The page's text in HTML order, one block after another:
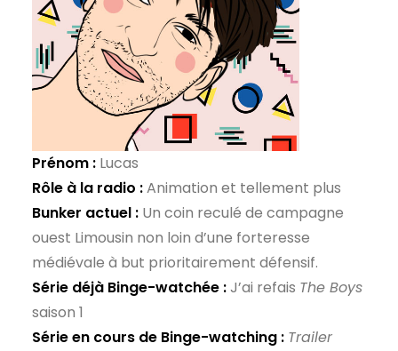
Prénom : Lucas
Rôle à la radio :Animation et tellement plus
Bunker actuel : Un coin reculé de campagne
ouest Limousin non loin d’une forteresse
médiévale à but prioritairement défensif.
Série déjà Binge-watchée :J’ai refais The Boys
saison 1
Série en cours de Binge-watching : Trailer